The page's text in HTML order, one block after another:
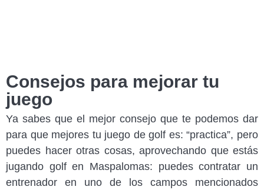
Consejos para mejorar tu
juego
Ya sabes que el mejor consejo que te podemos dar
para que mejores tu juego de golf es: “practica”, pero
puedes hacer otras cosas, aprovechando que estás
jugando golf en Maspalomas: puedes contratar un
entrenador en uno de los campos mencionados